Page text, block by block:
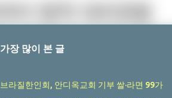
가장 많이 본 글
브라질한인회, 안디옥교회 기부 쌀·라면 99가